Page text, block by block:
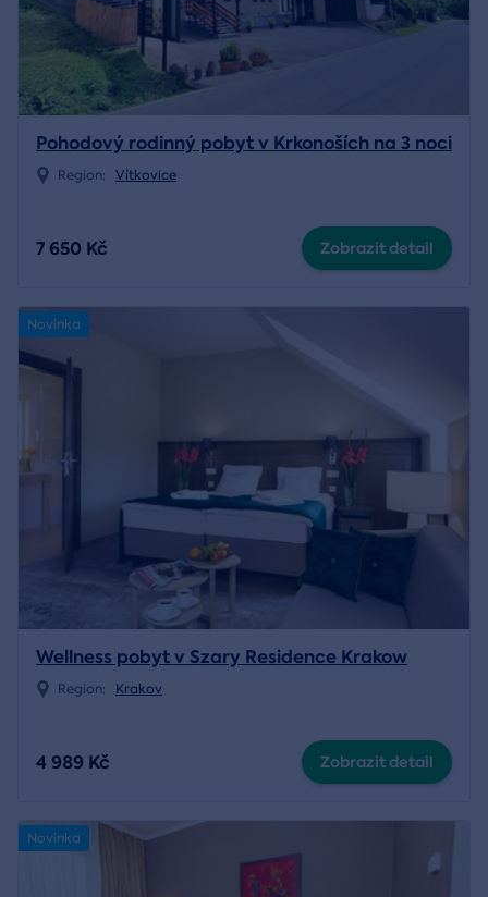
Pohodový rodinný pobyt v Krkonoších na 3 noci
Region: Vítkovice
7 650 Kč Zobrazit detail
Novinka
Wellness pobyt v Szary Residence Krakow
Region: Krakov
4 989 Kč Zobrazit detail
Novinka